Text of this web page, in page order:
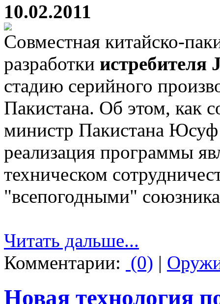
10.02.2011
Совместная китайско-
разработки истребителя
стадию серийного
Пакистана. Об этом, как
министр Пакистана Юсуф
реализация программы
техническом
"всепогодными"
Читать дальше...
Комментарии: (0) |
Новая технология